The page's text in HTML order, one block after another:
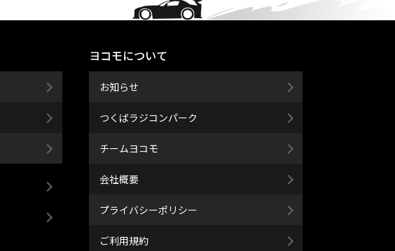
ヨコモについて
お知らせ
つくばラジコンパーク
チームヨコモ
会社概要
プライバシーポリシー
ご利用規約